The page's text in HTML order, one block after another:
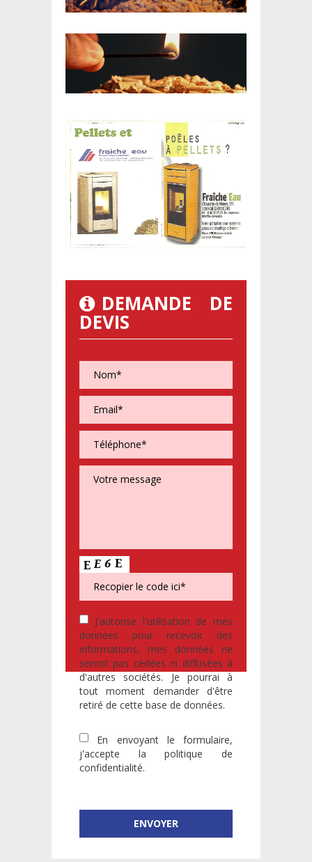
DEMANDE DE
DEVIS
J'autorise l'utilisation de mes
données pour recevoir des
informations, mes données ne
seront pas cédées ni diffusées à
d'autres sociétés. Je pourrai à
tout moment demander d'être
retiré de cette base de données.
En envoyant le formulaire,
j'accepte lapolitique de
confidentialité.